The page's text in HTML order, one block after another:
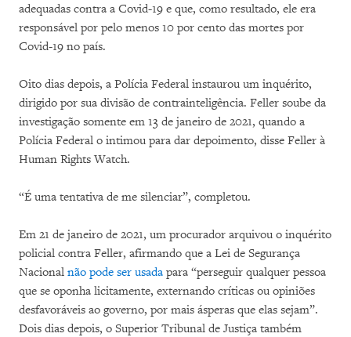
adequadas contra a Covid-19 e que, como resultado, ele era
responsável por pelo menos 10 por cento das mortes por
Covid-19 no país.
Oito dias depois, a Polícia Federal instaurou um inquérito,
dirigido por sua divisão de contrainteligência. Feller soube da
investigação somente em 13 de janeiro de 2021, quando a
Polícia Federal o intimou para dar depoimento, disse Feller à
Human Rights Watch.
“É uma tentativa de me silenciar”, completou.
Em 21 de janeiro de 2021, um procurador arquivou o inquérito
policial contra Feller, afirmando que a Lei de Segurança
Nacional não pode ser usada para “perseguir qualquer pessoa
que se oponha licitamente, externando críticas ou opiniões
desfavoráveis ao governo, por mais ásperas que elas sejam”.
Dois dias depois, o Superior Tribunal de Justiça também